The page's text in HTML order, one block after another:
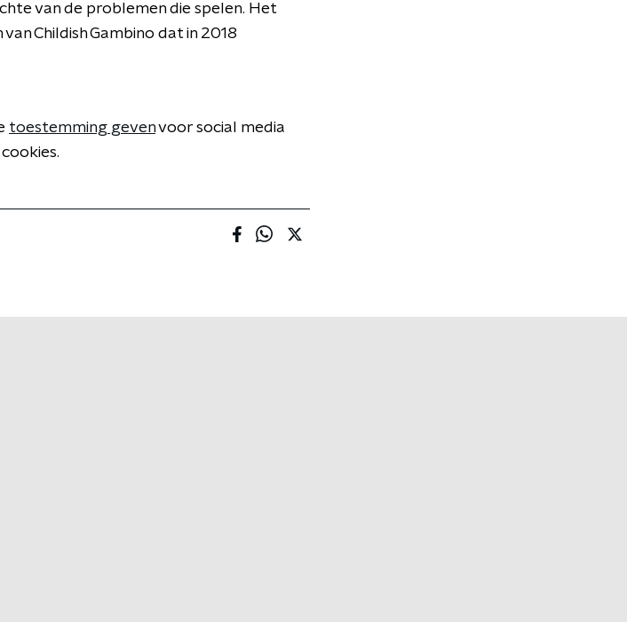
van de problemen die spelen. Het
Childish Gambino dat in 2018
toestemming gevenvoor social media
cookies.